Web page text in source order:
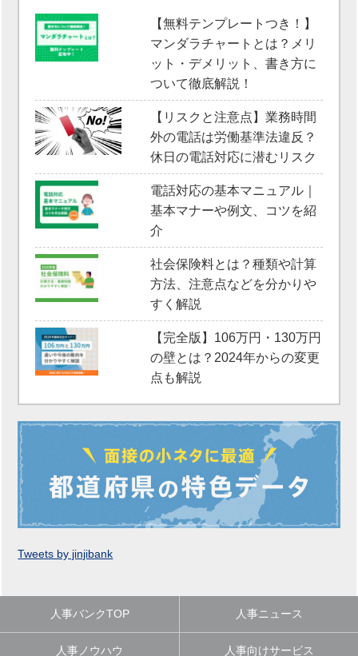
【無料テンプレートつき！】
マンダラチャートとは？メリ
ット・デメリット、書き方に
ついて徹底解説！
【リスクと注意点】業務時間
外の電話は労働基準法違反？
休日の電話対応に潜むリスク
電話対応の基本マニュアル｜
基本マナーや例文、コツを紹
介
社会保険料とは？種類や計算
方法、注意点などを分かりや
すく解説
【完全版】106万円・130万円
の壁とは？2024年からの変更
点も解説
Tweets by jinjibank
人事バンクTOP 人事ニュース
人事ノウハウ 人事向けサービス